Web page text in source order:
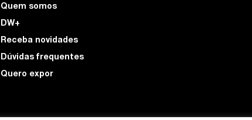
Quem somos
DW+
Receba novidades
Dúvidas frequentes
Quero expor